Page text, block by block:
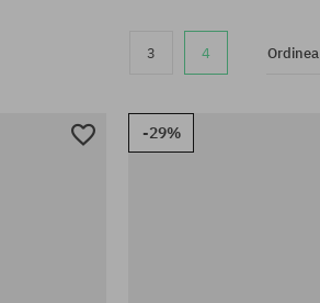
3 4 Ordinea
-29%